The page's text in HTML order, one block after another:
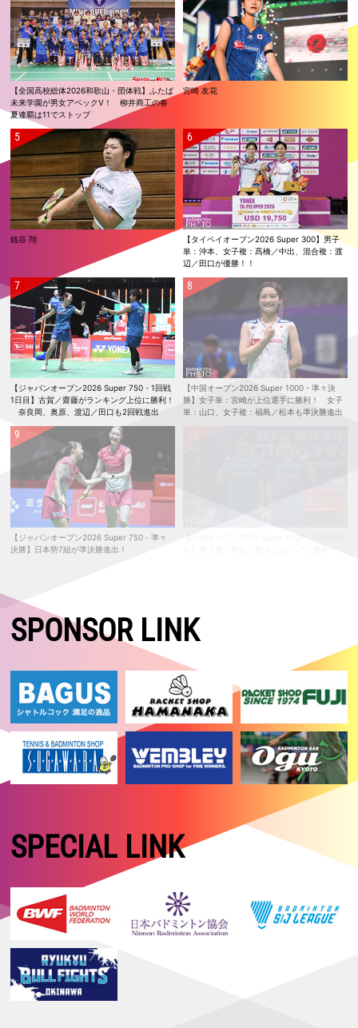
【全国高校総体2026和歌山・団体戦】ふたば
未来学園が男女アベックV！ 柳井商工の春
夏連覇は11でストップ
宮崎 友花
銭谷 翔
【タイペイオープン2026 Super 300】男子
単：沖本、女子複：髙橋／中出、混合複：渡
辺／田口が優勝！！
【ジャパンオープン2026 Super 750・1回戦
1日目】古賀／齋藤がランキング上位に勝利！
奈良岡、奥原、渡辺／田口も2回戦進出
【中国オープン2026 Super 1000・準々決
勝】女子単：宮崎が上位選手に勝利！ 女子
単：山口、女子複：福島／松本も準決勝進出
【ジャパンオープン2026 Super 750・準々
決勝】日本勢7組が準決勝進出！
【中国オープン2026 Super 1000・1回戦1日
SPONSOR LINK
SPECIAL LINK